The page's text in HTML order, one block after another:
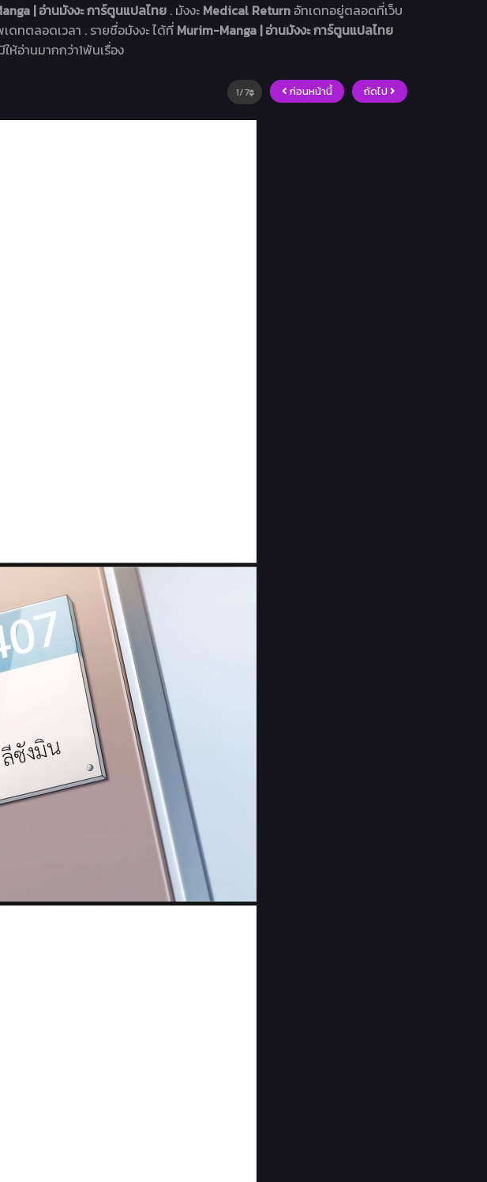
| อ่านมังงะ การ์ตูนแปลไทย . มังงะ Medical Return อัทเดทอยู่ตลอดที่เว็บ
ทตลอดเวลา . รายชื่อมังงะ ได้ที่ Murim-Manga | อ่านมังงะ การ์ตูนแปลไทย
ห้อ่านมากกว่า1พันเรื่อง
ก่อนหน้านี้ ถัดไป